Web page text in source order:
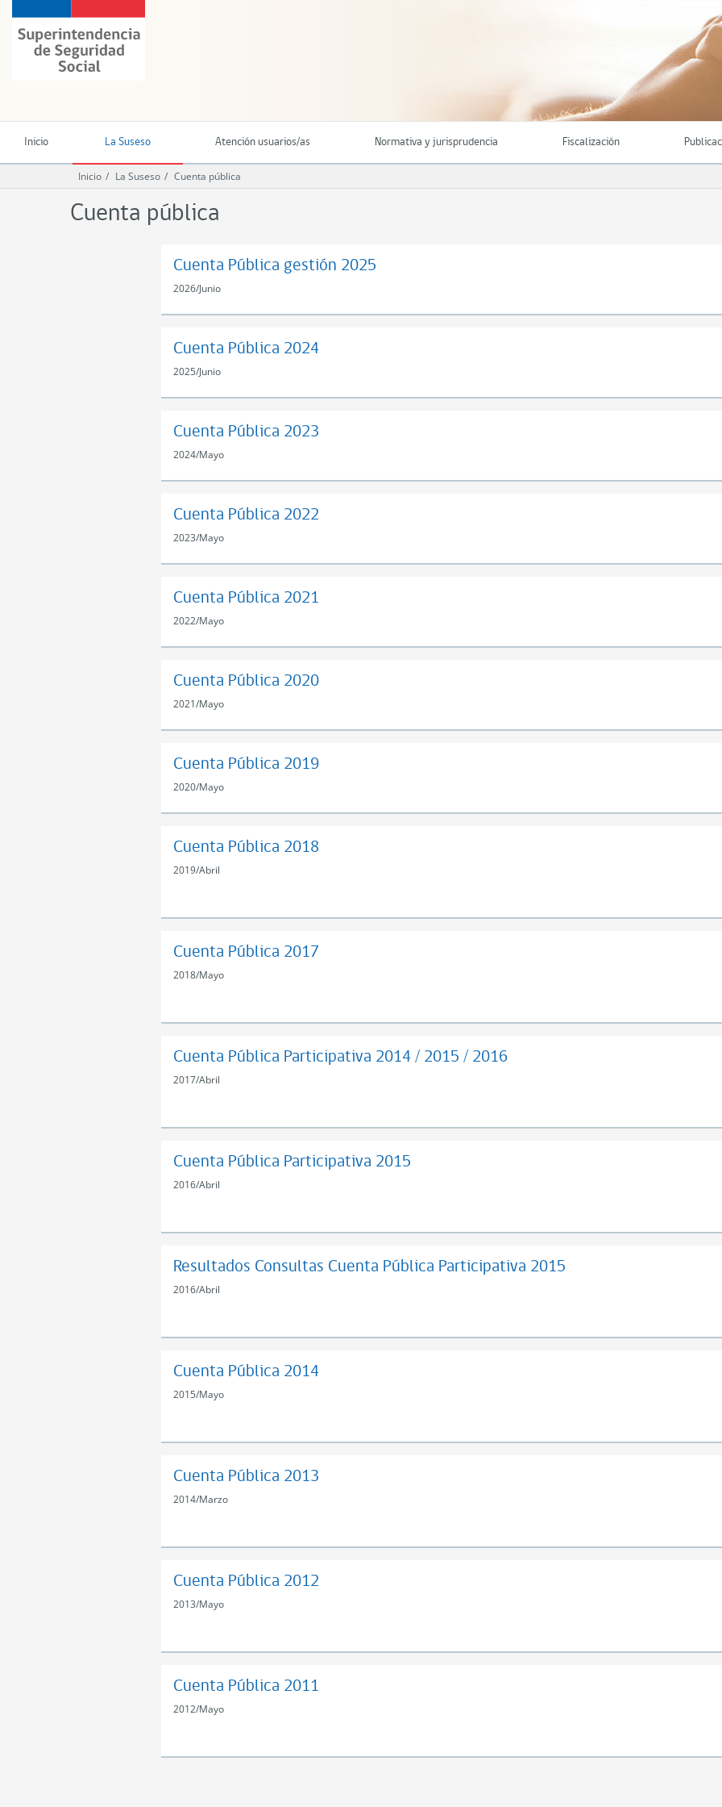
contenido
principal
Superintendencia
de
Seguridad
Chile
Inicio La Suseso Atención usuarios/as Normativa y jurisprudencia Fiscalización
Inicio La Suseso Cuenta pública
Cuenta pública
Cuenta Pública gestión 2025
2026/Junio
Cuenta Pública 2024
2025/Junio
Cuenta Pública 2023
2024/Mayo
Cuenta Pública 2022
2023/Mayo
Cuenta Pública 2021
2022/Mayo
Cuenta Pública 2020
2021/Mayo
Cuenta Pública 2019
2020/Mayo
Cuenta Pública 2018
2019/Abril
Cuenta Pública 2017
2018/Mayo
Cuenta Pública Participativa 2014 / 2015 / 2016
2017/Abril
Cuenta Pública Participativa 2015
2016/Abril
Resultados Consultas Cuenta Pública Participativa 2015
2016/Abril
Cuenta Pública 2014
2015/Mayo
Cuenta Pública 2013
2014/Marzo
Cuenta Pública 2012
2013/Mayo
Cuenta Pública 2011
2012/Mayo